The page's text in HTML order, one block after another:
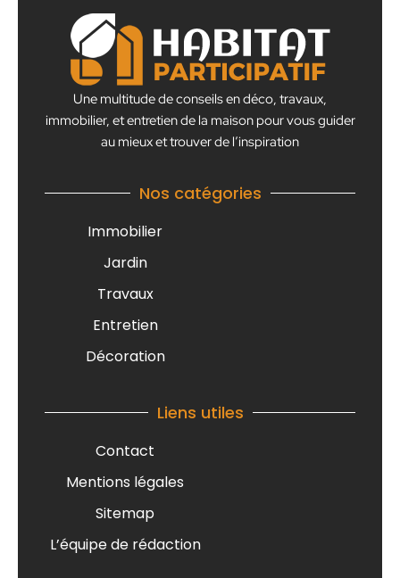
Une multitude de conseils en déco, travaux,
immobilier, et entretien de la maison pour vous guider
au mieux et trouver de l’inspiration
Nos catégories
Immobilier
Jardin
Travaux
Entretien
Décoration
Liens utiles
Contact
Mentions légales
Sitemap
L’équipe de rédaction